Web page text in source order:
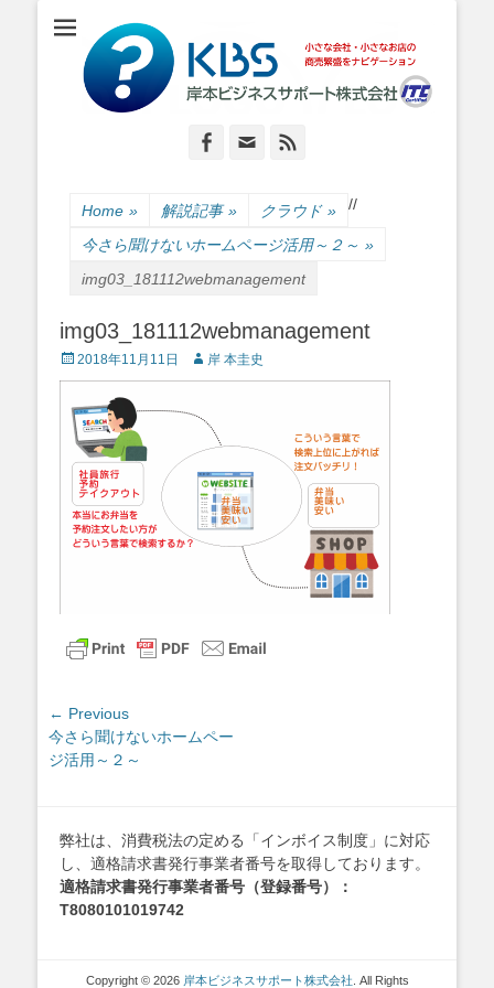
岸本ビジネスサポ
ート株式会社
小さな会社・小さなお店のIT経営をナビゲーション
Facebook
Email
Home » 解説記事 » /
クラウド » /
今さら聞けないホームページ活用～２～ »
img03_181112webmanagement
img03_181112webmanagement
Posted
on
2018年11月11日 Author
岸 本圭史
投
稿
ナ
ー
シ
ョ
← Previous
Previous
post:
今さら聞けないホームペー
ジ活用～２～
弊社は、消費税法の定める「インボイス制度」に対応
し、適格請求書発行事業者番号を取得しております。
適格請求書発行事業者番号（登録番号）：
T8080101019742
Copyright © 2026 岸本ビジネスサポート株式会社 . All Rights